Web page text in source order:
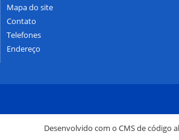
Mapa do site
Contato
Telefones
Endereço
Desenvolvido com o CMS de código